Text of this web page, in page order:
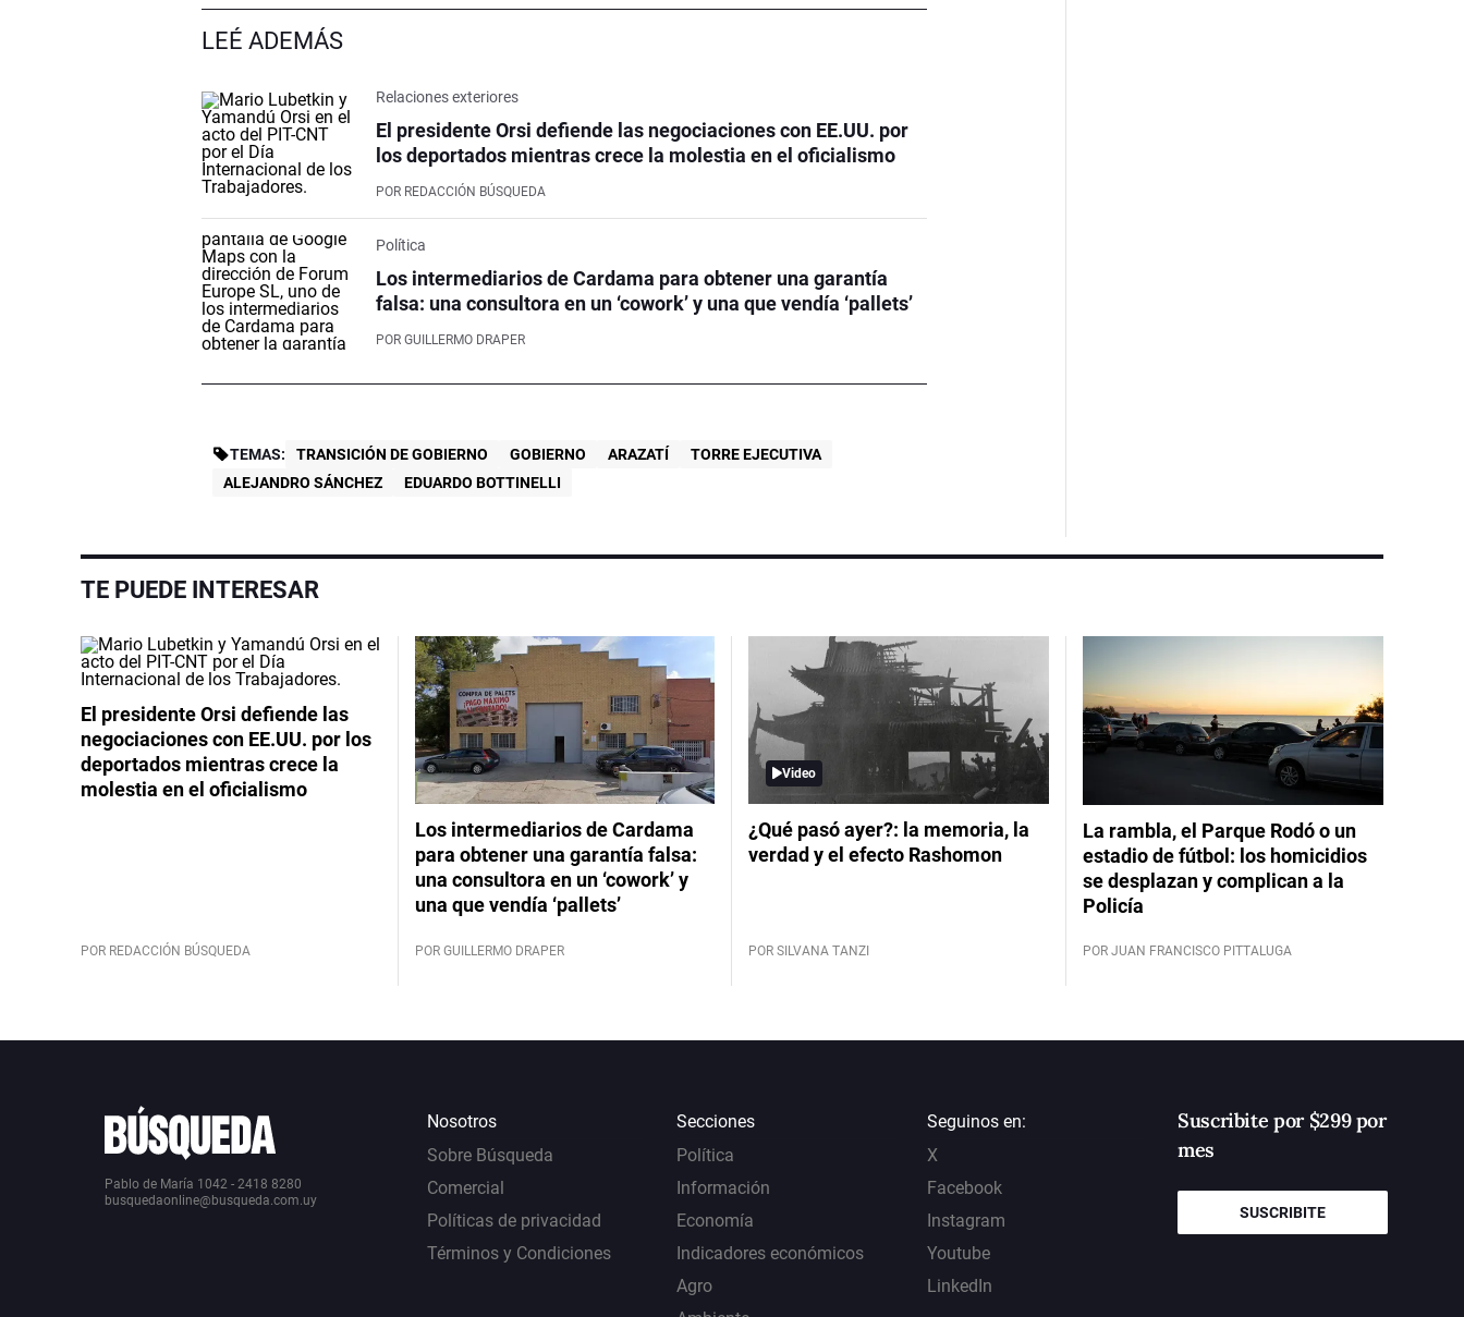
LEÉ ADEMÁS
Relaciones exteriores
El presidente Orsi defiende las negociaciones con EE.UU. por
los deportados mientras crece la molestia en el oficialismo
POR REDACCIÓN BÚSQUEDA
Política
Los intermediarios de Cardama para obtener una garantía
falsa: una consultora en un ‘cowork’ y una que vendía ‘pallets’
POR GUILLERMO DRAPER
TEMAS: TRANSICIÓN DE GOBIERNO GOBIERNO ARAZATÍ
TORRE EJECUTIVA
ALEJANDRO SÁNCHEZ
EDUARDO BOTTINELLI
TE PUEDE INTERESAR
El presidente Orsi defiende las
negociaciones con EE.UU. por los
deportados mientras crece la
molestia en el oficialismo
POR REDACCIÓN BÚSQUEDA
Los intermediarios de Cardama
para obtener una garantía falsa:
una consultora en un ‘cowork’ y
una que vendía ‘pallets’
POR GUILLERMO DRAPER
Video
¿Qué pasó ayer?: la memoria, la
verdad y el efecto Rashomon
POR SILVANA TANZI
La rambla, el Parque Rodó o un
estadio de fútbol: los homicidios
se desplazan y complican a la
Policía
POR JUAN FRANCISCO PITTALUGA
Pablo de María 1042 - 2418 8280
busquedaonline@busqueda.com.uy
Nosotros
Sobre Búsqueda
Comercial
Políticas de privacidad
Términos y Condiciones
Secciones
Política
Información
Economía
Indicadores económicos
Agro
Seguinos en:
X
Facebook
Instagram
Youtube
LinkedIn
Suscribite por $299 por
mes
SUSCRIBITE